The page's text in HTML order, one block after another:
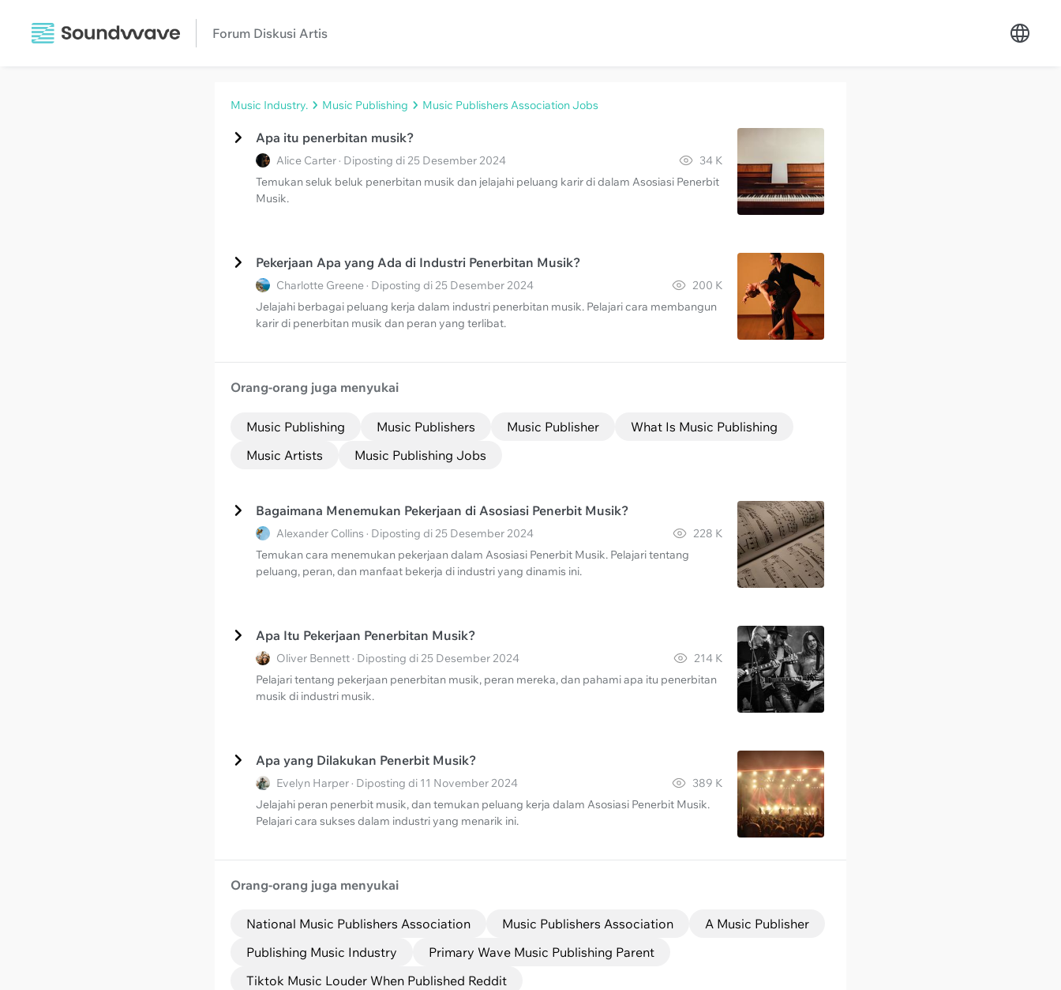
Forum Diskusi Artis
Music Industry. Music Publishing Music Publishers Association Jobs
Apa itu penerbitan musik?
Alice Carter · Diposting di 25 Desember 2024
34 K
Temukan seluk beluk penerbitan musik dan jelajahi peluang karir di dalam Asosiasi Penerbit
Musik.
Pekerjaan Apa yang Ada di Industri Penerbitan Musik?
Charlotte Greene · Diposting di 25 Desember 2024
200 K
Jelajahi berbagai peluang kerja dalam industri penerbitan musik. Pelajari cara membangun
karir di penerbitan musik dan peran yang terlibat.
Orang-orang juga menyukai
Music Publishing Music Publishers Music Publisher
What Is Music Publishing
Music Artists
Music Publishing Jobs
Bagaimana Menemukan Pekerjaan di Asosiasi Penerbit Musik?
Alexander Collins · Diposting di 25 Desember 2024
228 K
Temukan cara menemukan pekerjaan dalam Asosiasi Penerbit Musik. Pelajari tentang
peluang, peran, dan manfaat bekerja di industri yang dinamis ini.
Apa Itu Pekerjaan Penerbitan Musik?
Oliver Bennett · Diposting di 25 Desember 2024
214 K
Pelajari tentang pekerjaan penerbitan musik, peran mereka, dan pahami apa itu penerbitan
musik di industri musik.
Apa yang Dilakukan Penerbit Musik?
Evelyn Harper · Diposting di 11 November 2024
389 K
Jelajahi peran penerbit musik, dan temukan peluang kerja dalam Asosiasi Penerbit Musik.
Pelajari cara sukses dalam industri yang menarik ini.
Orang-orang juga menyukai
National Music Publishers Association Music Publishers Association
A Music Publisher
Publishing Music Industry
Primary Wave Music Publishing Parent
Tiktok Music Louder When Published Reddit